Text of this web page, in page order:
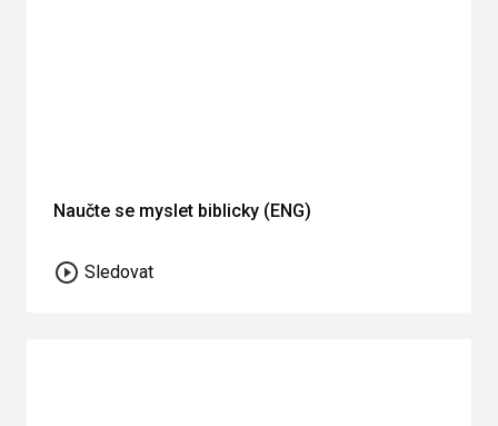
Naučte se myslet biblicky (ENG)
Sledovat